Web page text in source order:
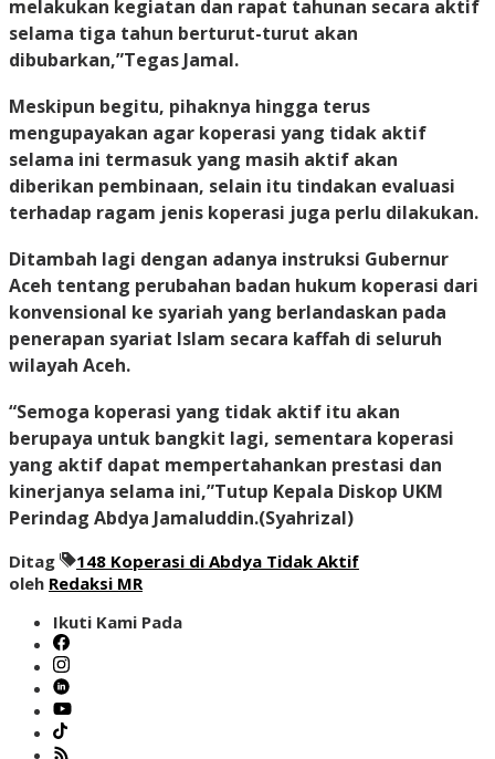
melakukan kegiatan dan rapat tahunan secara aktif
selama tiga tahun berturut-turut akan
dibubarkan,”Tegas Jamal.
Meskipun begitu, pihaknya hingga terus
mengupayakan agar koperasi yang tidak aktif
selama ini termasuk yang masih aktif akan
diberikan pembinaan, selain itu tindakan evaluasi
terhadap ragam jenis koperasi juga perlu dilakukan.
Ditambah lagi dengan adanya instruksi Gubernur
Aceh tentang perubahan badan hukum koperasi dari
konvensional ke syariah yang berlandaskan pada
penerapan syariat Islam secara kaffah di seluruh
wilayah Aceh.
“Semoga koperasi yang tidak aktif itu akan
berupaya untuk bangkit lagi, sementara koperasi
yang aktif dapat mempertahankan prestasi dan
kinerjanya selama ini,”Tutup Kepala Diskop UKM
Perindag Abdya Jamaluddin.(Syahrizal)
Ditag
148 Koperasi di Abdya Tidak Aktif
oleh Redaksi MR
Ikuti Kami Pada